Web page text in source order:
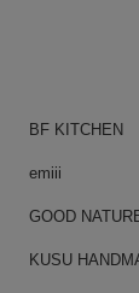
BF KITCHEN
emiii
GOOD
KUSU